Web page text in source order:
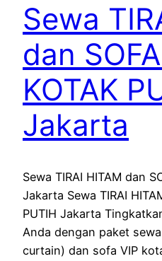
Sewa
dan
KOTAK
Jakarta
Sewa TIRAI HITAM dan
Jakarta Sewa TIRAI
PUTIH Jakarta
Anda dengan paket
curtain) dan sofa VIP